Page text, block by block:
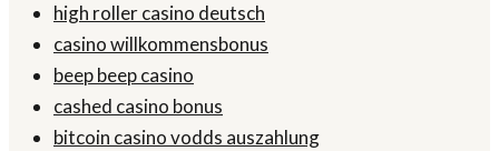
high roller casino deutsch
casino willkommensbonus
beep beep casino
cashed casino bonus
bitcoin casino vodds auszahlung